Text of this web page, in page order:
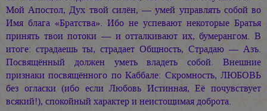
Мой Апостол, Дух твой силён, — умей управлять собой во
Имя блага «Братства». Ибо не успевают некоторые Братья
принять твои потоки — и отталкивают их, бумерангом. В
итоге: страдаешь ты, страдает Общность, Страдаю — Азъ.
Посвящённый должен уметь владеть собой. Внешние
признаки посвящённого по Каббале: Скромность, ЛЮБОВЬ
без огласки (ибо если Любовь Истинная, Её почувствует
всякий!), спокойный характер и неистощимая доброта.